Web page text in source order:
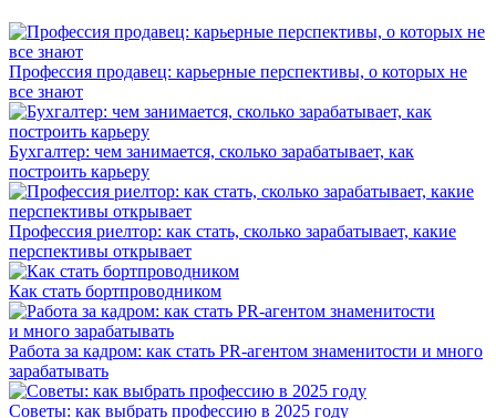
Профессия продавец: карьерные перспективы, о которых не
все знают
Бухгалтер: чем занимается, сколько зарабатывает, как
построить карьеру
Профессия риелтор: как стать, сколько зарабатывает, какие
перспективы открывает
Как стать бортпроводником
Работа за кадром: как стать PR-агентом знаменитости и много
зарабатывать
Советы: как выбрать профессию в 2025 году